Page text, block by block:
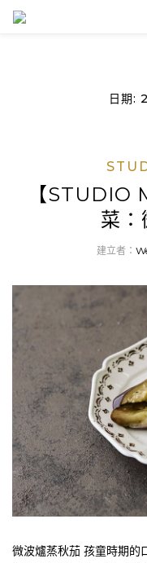
Skip
日期:
【STUDIO
菜：
建立者：
微波爐蒸秋茄 孩童時期的